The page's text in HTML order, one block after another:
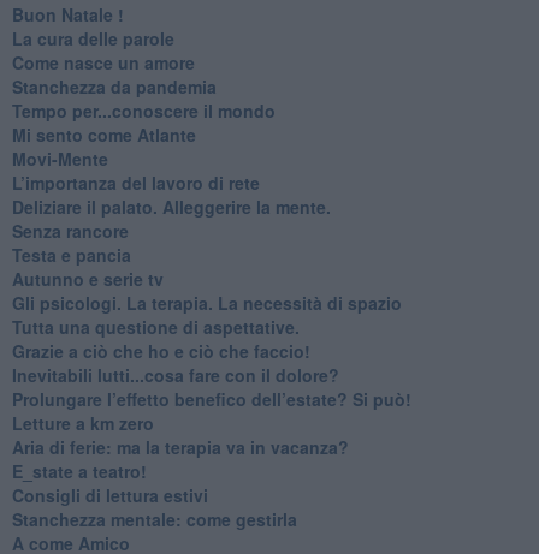
Buon Natale !
​La cura delle parole
​Come nasce un amore
Stanchezza da pandemia
​Tempo per...conoscere il mondo
​Mi sento come Atlante
​Movi-Mente
​L’importanza del lavoro di rete
​Deliziare il palato. Alleggerire la mente.
​Senza rancore
​Testa e pancia
​Autunno e serie tv
​Gli psicologi. La terapia. La necessità di spazio
​Tutta una questione di aspettative.
​Grazie a ciò che ho e ciò che faccio!
​Inevitabili lutti...cosa fare con il dolore?
Prolungare l’effetto benefico dell’estate? Si può!
​Letture a km zero
​Aria di ferie: ma la terapia va in vacanza?
​E_state a teatro!
​Consigli di lettura estivi
​Stanchezza mentale: come gestirla
​A come Amico